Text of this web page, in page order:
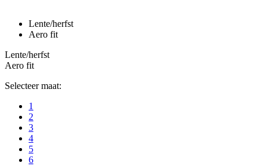
Lente/herfst
Aero fit
Lente/herfst
Aero fit
Selecteer maat:
1
2
3
4
5
6